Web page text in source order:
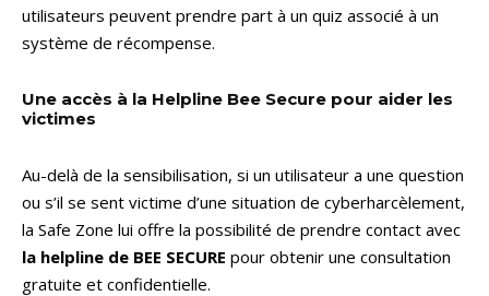
utilisateurs peuvent prendre part à un quiz associé à un
système de récompense.
Une accès à la Helpline Bee Secure pour aider les
victimes
Au-delà de la sensibilisation, si un utilisateur a une question
ou s’il se sent victime d’une situation de cyberharcèlement,
la Safe Zone lui offre la possibilité de prendre contact avec
la helpline de BEE SECURE pour obtenir une consultation
gratuite et confidentielle.